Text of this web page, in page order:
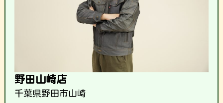
野田山崎店
千葉県野田市山崎